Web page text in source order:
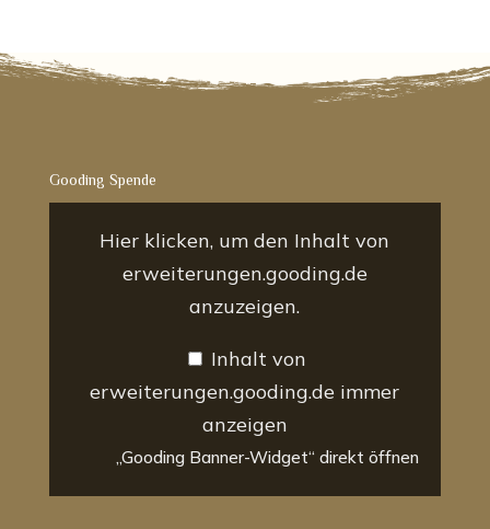
Gooding Spende
Widget“
erweiterungen.gooding.de
Hier klicken, um den Inhalt von
erweiterungen.gooding.de
anzuzeigen.
Inhalt von
erweiterungen.gooding.de immer
anzeigen
„Gooding Banner-Widget“ direkt öffnen